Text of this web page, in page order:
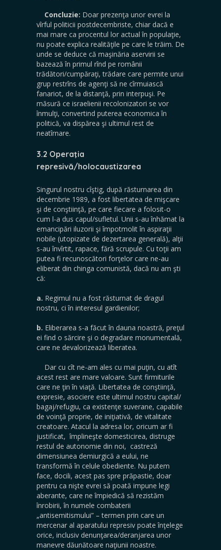
Concluzie: Doar prezenţa unor evrei la
vîrful politicii postdecembriste, chiar dacă e
mai mare ca procentul lor actual în populaţie,
nu poate explica realităţile pe care le trăim. De
unde se deduce că maşinăria aservirii se
bazează în primul rînd pe românii
trădători/cumpăraţi, trădare care permite unui
grup restrîns de agenţi să ne cîrmuiască
fanariot, de la distanţă, prin interpuşi. Pe
măsură ce israelienii recolonizatori se vor
înmulţi, convertind puterea economica în
politică, va dispărea şi ultimul rest de
neatîrnare.
3.2 Operaţia
represivă/holocaustizarea
Singurul nostru cîştig, după răsturnarea din
decembrie 1989, a fost libertatea de mişcare
şi de conştiinţă, pe care fiecare a folosit-o
cum l-a dus capul/sufletul. Unii s-au înhămat la
emancipări iluzorii şi împotmolit în aspiraţii
nobile (utopizate de dezertarea generală), alţii
s-au învîrtit, rapace, fără scrupule. Cu toţii am
putea fi recunoscători forţelor care ne-au
eliberat din chinga comunistă, dacă nu am şti
că:
a. Regimul nu a fost răsturnat de dragul
nostru, ci în interesul gardienilor;
b. Eliberarea s-a făcut în dauna noastră, preţul
ei find o sărcire şi o degradare monumentală,
care ne devalorizează liberatea.
Dar cu cît ne-am ales cu mai puţin, cu atît
acest rest are mare valoare. Sunt firmiturile
care ne ţin în viaţă. Libertatea de conştiinţă,
expresie, asociere este ultimul nostru capital/
bagaj/refugiu, ca existenţe suverane, capabile
de voinţă proprie, de iniţiativă, de vitalitate
creatoare. Atacul la adresa lor, oricum ar fi
justificat, împlineşte domesticirea, distruge
restul de autonomie din noi, castreză
dimensiunea demiurgică a eului, ne
transformă în celule obediente. Nu putem
face, docili, acest pas spre prăpastie, doar
pentru ca nişte evrei să poată impune legi
aberante, care ne împiedică să rezistăm
înrobirii, în numele combaterii
„antisemitismului” – termen prin care un
mercenar al aparatului represiv poate înţelege
orice, inclusiv denunţarea/deranjarea unor
manevre dăunătoare naţiunii noastre.